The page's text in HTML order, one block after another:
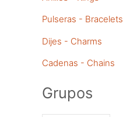
Pulseras - Bracelets
Dijes - Charms
Cadenas - Chains
Grupos